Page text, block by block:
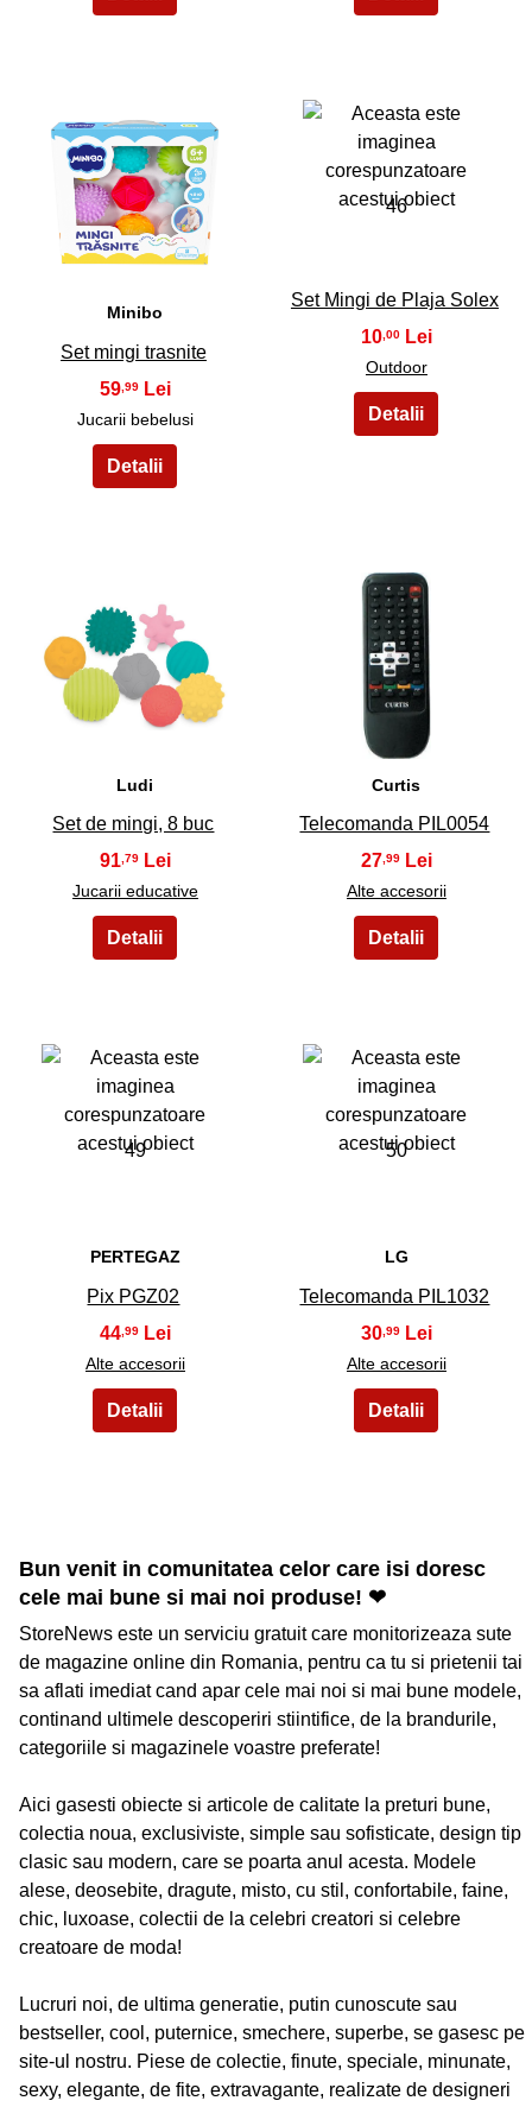
45
Minibo
Set mingi trasnite
59,99
Jucarii bebelusi
46
Set Mingi de Plaja Solex
10,00
Outdoor
Ludi
Set de mingi, 8 buc
91,79
Jucarii educative
48
Curtis
Telecomanda PIL0054
27,99
Alte accesorii
49
PERTEGAZ
Pix PGZ02
44 ,99
Alte accesorii
50
LG
Telecomanda PIL1032
30,99
Alte accesorii
Bun venit in comunitatea celor care isi doresc
cele mai bune si mai noi produse! ❤
StoreNews este un serviciu gratuit care monitorizeaza sute
de magazine online din Romania, pentru ca tu si prietenii tai
sa aflati imediat cand apar cele mai noi si mai bune modele,
continand ultimele descoperiri stiintifice, de la brandurile,
categoriile si magazinele voastre preferate!
Aici gasesti obiecte si articole de calitate la preturi bune,
colectia noua, exclusiviste, simple sau sofisticate, design tip
clasic sau modern, care se poarta anul acesta. Modele
alese, deosebite, dragute, misto, cu stil, confortabile, faine,
chic, luxoase, colectii de la celebri creatori si celebre
creatoare de moda!
Lucruri noi, de ultima generatie, putin cunoscute sau
bestseller, cool, puternice, smechere, superbe, se gasesc pe
site-ul nostru. Piese de colectie, finute, speciale, minunate,
sexy, elegante, de fite, extravagante, realizate de designeri